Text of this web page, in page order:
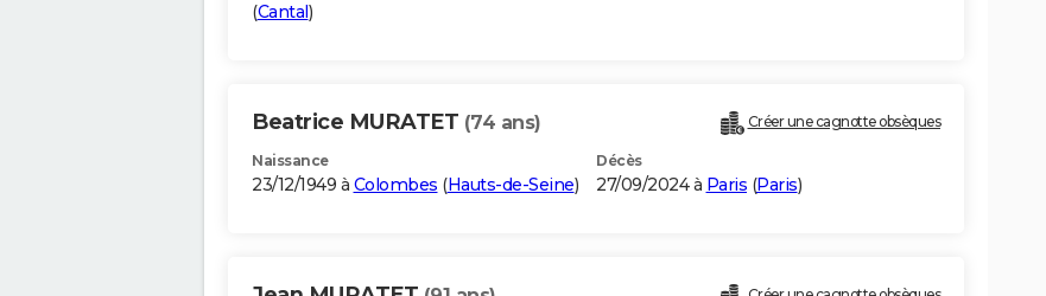
(Cantal)
Beatrice MURATET (74 ans) Créer une cagnotte obsèques
Naissance
23/12/1949 à Colombes (Hauts-de-Seine)
Décès
27/09/2024 à Paris (Paris)